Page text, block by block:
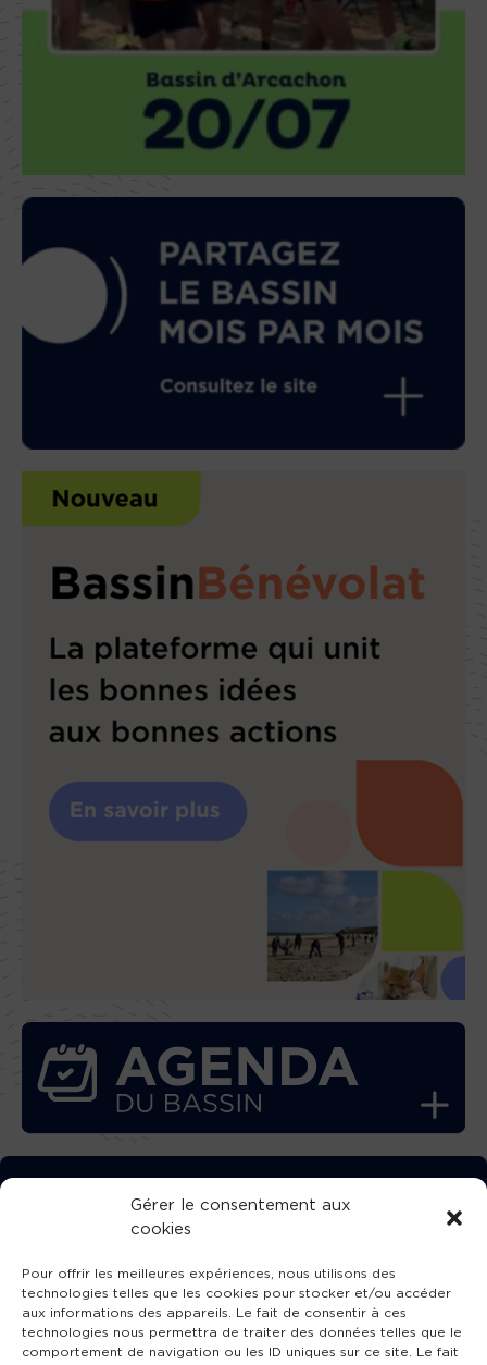
Gérer le consentement aux
cookies
Pour offrir les meilleures expériences, nous utilisons des
technologies telles que les cookies pour stocker et/ou accéder
aux informations des appareils. Le fait de consentir à ces
technologies nous permettra de traiter des données telles que le
comportement de navigation ou les ID uniques sur ce site. Le fait
TÉLÉCHARGEZ GRATUITEMENT
L’APPLICATION TVBA !
SUIVEZ-NOUS !